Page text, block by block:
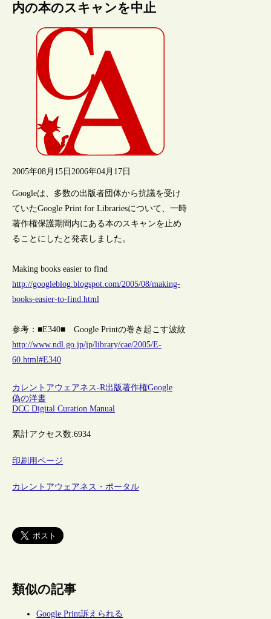
内の本のスキャンを中止
2005年08月15日 2006年04月17日
Googleは、多数の出版者団体から抗議を受け
ていたGoogle Print for Librariesについて、一時
著作権保護期間内にある本のスキャンを止め
ることにしたと発表しました。
Making books easier to find
http://googleblog.blogspot.com/2005/08/making-
books-easier-to-find.html
参考：■E340■ Google Printの巻き起こす波紋
http://www.ndl.go.jp/jp/library/cae/2005/E-
60.html#E340
カレントアウェアネス-R出版著作権Google
偽の洋書
DCC Digital Curation Manual
累計アクセス数:6934
印刷用ページ
カレントアウェアネス・ポータル
類似の記事
Google Print訴えられる